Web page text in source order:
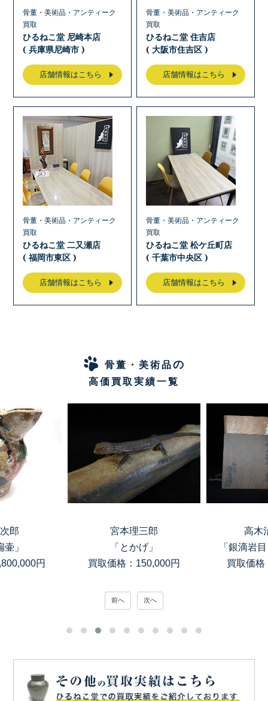
骨董・美術品・アンティーク
買取
ひるねこ堂 尼崎本店
( 兵庫県尼崎市 )
店舗情報はこちら
骨董・美術品・アンティーク
買取
ひるねこ堂 住吉店
( 大阪市住吉区 )
店舗情報はこちら
骨董・美術品・アンティーク
買取
ひるねこ堂 二又瀬店
( 福岡市東区 )
店舗情報はこちら
骨董・美術品・アンティーク
買取
ひるねこ堂 松ケ丘町店
( 千葉市中央区 )
店舗情報はこちら
骨董・美術品の
高価買取実績一覧
郎
」
円
宮本理三郎
「とかげ」
買取価格：150,000円
高木
「銀滴岩
買取価格
前へ 次へ